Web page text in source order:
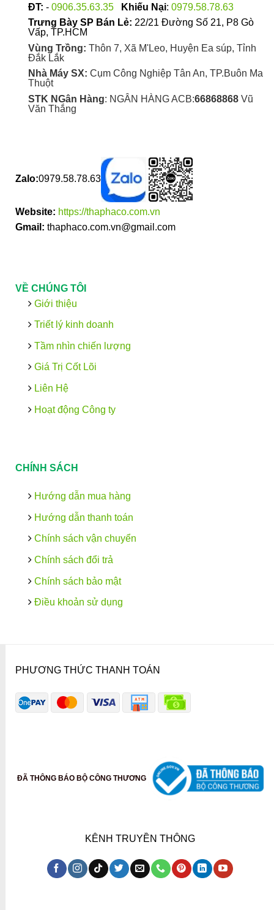
ĐT: - 0906.35.63.35 Khiếu Nại: 0979.58.78.63
Trưng Bày SP Bán Lẻ: 22/21 Đường Số 21, P8 Gò
Vấp, TP.HCM
Vùng Trồng: Thôn 7, Xã M'Leo, Huyện Ea súp, Tỉnh
Đắk Lắk
Nhà Máy SX: Cụm Công Nghiệp Tân An, TP.Buôn Ma
Thuột
STK NGân Hàng: NGÂN HÀNG ACB:66868868Vũ
Văn Thắng
Zalo:0979.58.78.63
Website: https://thaphaco.com.vn
Gmail: thaphaco.com.vn@gmail.com
VỀ CHÚNG TÔI
Giới thiệu
Triết lý kinh doanh
Tầm nhìn chiến lượng
Giá Trị Cốt Lõi
Liên Hệ
Hoạt động Công ty
CHÍNH SÁCH
Hướng dẫn mua hàng
Hướng dẫn thanh toán
Chính sách vận chuyển
Chính sách đổi trả
Chính sách bảo mật
Điều khoản sử dụng
PHƯƠNG THỨC THANH TOÁN
ĐÃ THÔNG BÁO BỘ CÔNG THƯƠNG
KÊNH TRUYỀN THÔNG